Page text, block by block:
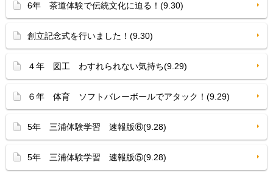
6年 茶道体験で伝統文化に迫る！(9.30)
創立記念式を行いました！(9.30)
４年 図工 わすれられない気持ち(9.29)
６年 体育 ソフトバレーボールでアタック！(9.29)
5年 三浦体験学習 速報版⑥(9.28)
5年 三浦体験学習 速報版⑤(9.28)